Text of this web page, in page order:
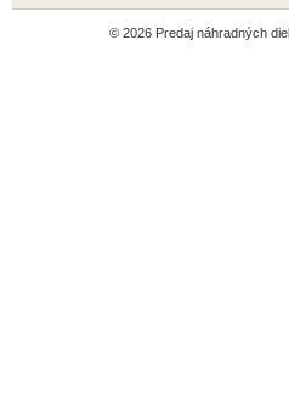
© 2026 Predaj náhradných